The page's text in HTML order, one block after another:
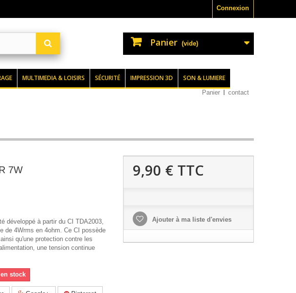
Connexion
Panier (vide)
MULTIMEDIA & LOISIRS SÉCURITÉ IMPRESSION 3D SON & LUMIERE
Panier contact
7W
développé à partir du CI TDA2003,
de 4Wrms en 4ohm. Ce CI possède
qu'une protection contre les
une tension continue
stock
9,90 € TTC
Ajouter à ma liste d'envies